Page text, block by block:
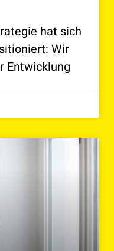
hat sich
Wir
Entwicklung